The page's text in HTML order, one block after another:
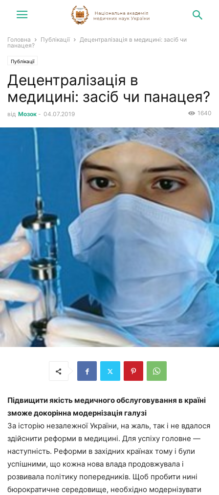
Головна Публікації
Децентралізація в медицині: засіб чи
панацея?
Публікації
Децентралізація в
медицині: засіб чи панацея?
від Мозок - 04.07.2019 1640
Підвищити якість медичного обслуговування в країні
зможе докорінна модернізація галузі
За історію незалежної України, на жаль, так і не вдалося
здійснити реформи в медицині. Для успіху головне —
наступність. Реформи в західних країнах тому і були
успішними, що кожна нова влада продовжувала і
розвивала політику попередників. Щоб пробити нині
бюрократичне середовище, необхідно модернізувати